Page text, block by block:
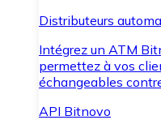
Distributeurs
Intégrez un ATM
permettez à vos
échangeables
API Bitnovo